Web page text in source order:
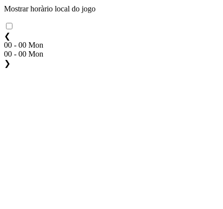
Mostrar horàrio local do jogo
❮
00 - 00 Mon
00 - 00 Mon
❯